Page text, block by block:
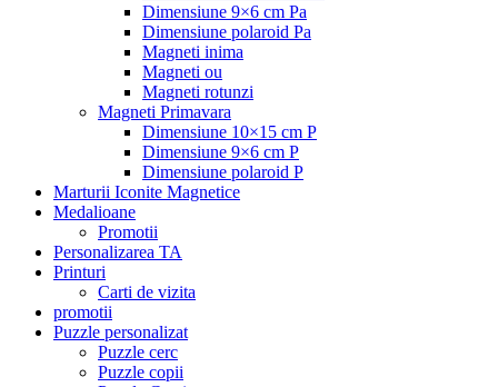
Dimensiune 9×6 cm Pa
Dimensiune polaroid Pa
Magneti inima
Magneti ou
Magneti rotunzi
Magneti Primavara
Dimensiune 10×15 cm P
Dimensiune 9×6 cm P
Dimensiune polaroid P
Marturii Iconite Magnetice
Medalioane
Promotii
Personalizarea TA
Printuri
Carti de vizita
promotii
Puzzle personalizat
Puzzle cerc
Puzzle copii